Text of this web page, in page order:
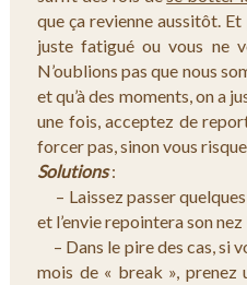
que ça revienne aussitôt.
juste fatigué ou vous ne
N’oublions pas que nous
et qu’à des moments, on a
une fois, acceptez de
forcer pas, sinon vous
Solutions:
– Laissez passer
et l’envie repointera son
– Dans le pire des cas, si
mois de « break », prenez